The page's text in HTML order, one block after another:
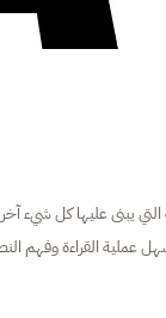
عملية القراءة وفهم